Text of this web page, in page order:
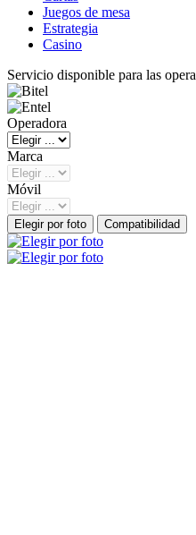
Juegos de mesa
Estrategia
Casino
Servicio disponible para las
Operadora
Marca
Móvil